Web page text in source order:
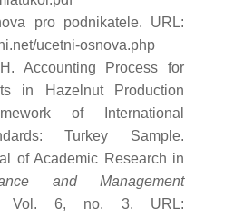
pro podnikatele. URL:
ucetni-osnova.php
Accounting Process for
in Hazelnut Production
of International
Turkey Sample.
of Academic Research in
and Management
Vol. 6, no. 3. URL: